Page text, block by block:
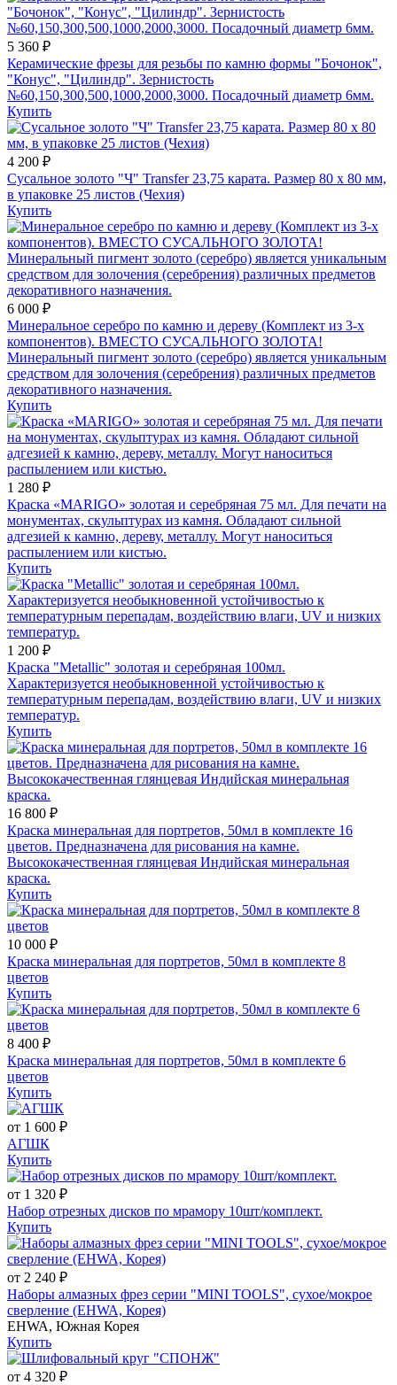
5 360 ₽
Керамические фрезы для резьбы по камню формы "Бочонок",
"Конус", "Цилиндр". Зернистость
№60,150,300,500,1000,2000,3000. Посадочный диаметр 6мм.
Купить
4 200 ₽
Сусальное золото "Ч" Transfer 23,75 карата. Размер 80 х 80 мм,
в упаковке 25 листов (Чехия)
Купить
6 000 ₽
Минеральное серебро по камню и дереву (Комплект из 3-х
компонентов). ВМЕСТО СУСАЛЬНОГО ЗОЛОТА!
Минеральный пигмент золото (серебро) является уникальным
средством для золочения (серебрения) различных предметов
декоративного назначения.
Купить
1 280 ₽
Краска «MARIGO» золотая и серебряная 75 мл. Для печати на
монументах, скульптурах из камня. Обладают сильной
адгезией к камню, дереву, металлу. Могут наноситься
распылением или кистью.
Купить
1 200 ₽
Краска "Metallic" золотая и серебряная 100мл.
Характеризуется необыкновенной устойчивостью к
температурным перепадам, воздействию влаги, UV и низких
температур.
Купить
16 800 ₽
Краска минеральная для портретов, 50мл в комплекте 16
цветов. Предназначена для рисования на камне.
Высококачественная глянцевая Индийская минеральная
краска.
Купить
10 000 ₽
Краска минеральная для портретов, 50мл в комплекте 8
цветов
Купить
8 400 ₽
Краска минеральная для портретов, 50мл в комплекте 6
цветов
Купить
от 1 600 ₽
АГШК
Купить
от 1 320 ₽
Набор отрезных дисков по мрамору 10шт/комплект.
Купить
от 2 240 ₽
Наборы алмазных фрез серии "MINI TOOLS", сухое/мокрое
сверление (EHWA, Корея)
EHWA, Южная Корея
Купить
от 4 320 ₽